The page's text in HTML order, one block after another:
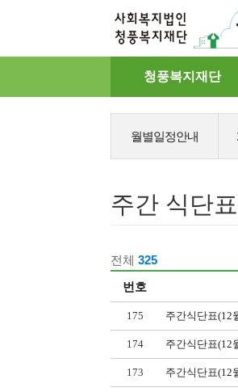
뉴
청풍복지재단
월별일정안내
주간 식단표
전체 325
번호
175 주간식단표(12
174 주간식단표(12
173 주간식단표(12